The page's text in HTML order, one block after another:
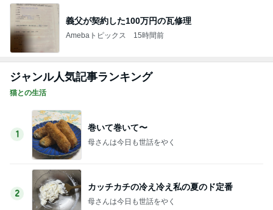
義父が契約した100万円の瓦修理
Amebaトピックス 15時間前
ジャンル人気記事ランキング
猫との生活
1
巻いて巻いて〜
母さんは今日も世話をやく
2
カッチカチの冷え冷え私の夏のド定番
母さんは今日も世話をやく